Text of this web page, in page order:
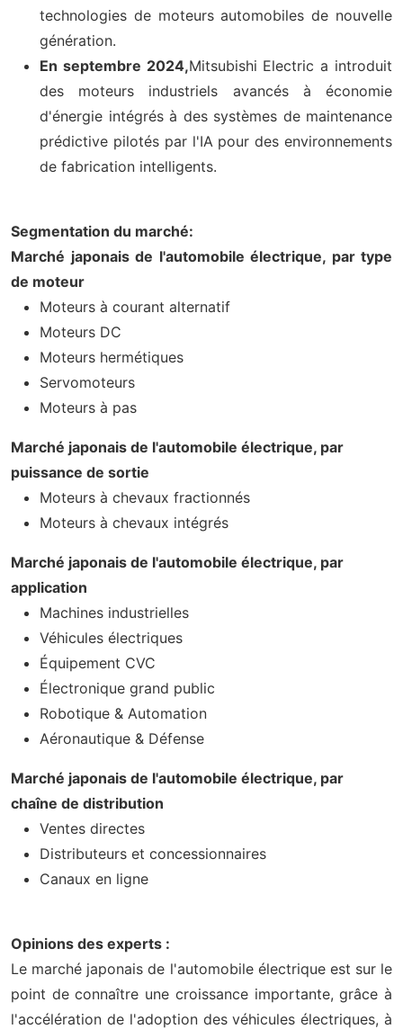
technologies de moteurs automobiles de nouvelle
génération.
En septembre 2024,Mitsubishi Electric a introduit
des moteurs industriels avancés à économie
d'énergie intégrés à des systèmes de maintenance
prédictive pilotés par l'IA pour des environnements
de fabrication intelligents.
Segmentation du marché:
Marché japonais de l'automobile électrique, par type
de moteur
Moteurs à courant alternatif
Moteurs DC
Moteurs hermétiques
Servomoteurs
Moteurs à pas
Marché japonais de l'automobile électrique, par
puissance de sortie
Moteurs à chevaux fractionnés
Moteurs à chevaux intégrés
Marché japonais de l'automobile électrique, par
application
Machines industrielles
Véhicules électriques
Équipement CVC
Électronique grand public
Robotique & Automation
Aéronautique & Défense
Marché japonais de l'automobile électrique, par
chaîne de distribution
Ventes directes
Distributeurs et concessionnaires
Canaux en ligne
Opinions des experts :
Le marché japonais de l'automobile électrique est sur le
point de connaître une croissance importante, grâce à
l'accélération de l'adoption des véhicules électriques, à